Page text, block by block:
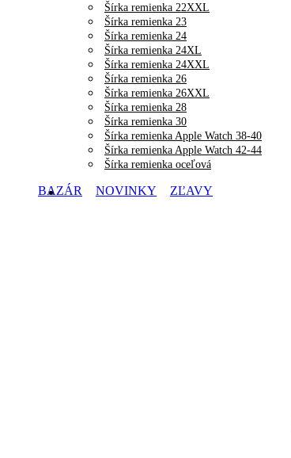
Šírka remienka 22XXL
Šírka remienka 23
Šírka remienka 24
Šírka remienka 24XL
Šírka remienka 24XXL
Šírka remienka 26
Šírka remienka 26XXL
Šírka remienka 28
Šírka remienka 30
Šírka remienka Apple Watch 38-40
Šírka remienka Apple Watch 42-44
Šírka remienka oceľová
BAZÁR NOVINKY ZĽAVY